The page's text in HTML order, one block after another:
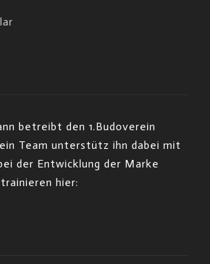
betreibt den 1.Budoverein
Team unterstütz ihn dabei mit
der Entwicklung der Marke
hier: